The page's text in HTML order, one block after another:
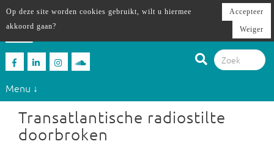
Menu ↓
Transatlantische radiostilte
doorbroken
Op deze site worden cookies gebruikt, wilt u hiermee
akkoord gaan?
Accepteer
Weiger